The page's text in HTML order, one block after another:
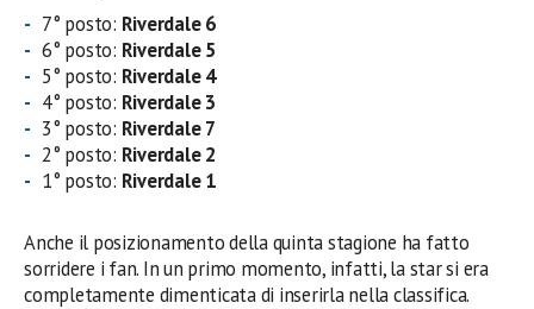
7° posto: Riverdale 6
6° posto: Riverdale 5
5° posto: Riverdale 4
4° posto: Riverdale 3
3° posto: Riverdale 7
2° posto: Riverdale 2
1° posto: Riverdale 1
Anche il posizionamento della quinta stagione ha fatto
sorridere i fan. In un primo momento, infatti, la star si era
completamente dimenticata di inserirla nella classifica.